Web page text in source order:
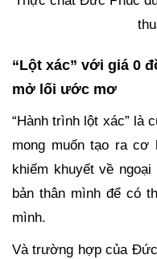
“Lột xác” với giá 0
mở lối ước mơ
“Hành trình lột xác” là
mong muốn tạo ra cơ
khiếm khuyết về
bản thân mình để có
mình.
Và trường hợp của